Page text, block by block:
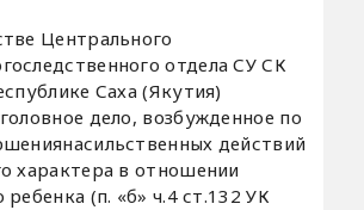
Центрального
отдела СУ СК
Саха (Якутия)
дело, возбужденное по
действий
характера в отношении
ребенка (п. «б» ч.4 ст.132 УК